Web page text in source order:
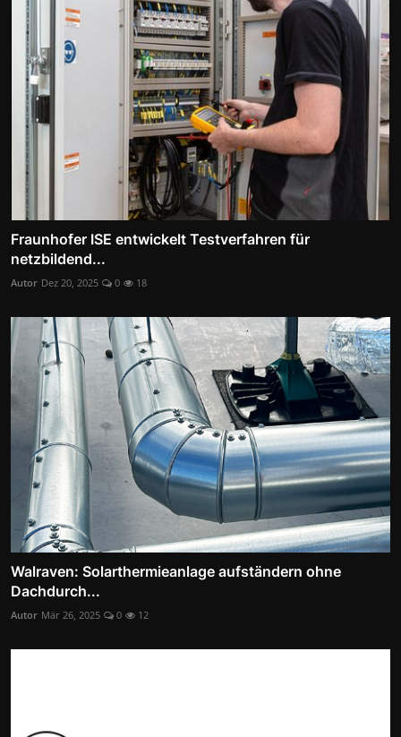
Fraunhofer ISE entwickelt Testverfahren für
netzbildend...
Autor Dez 20, 2025 0 18
Walraven: Solarthermieanlage aufständern ohne
Dachdurch...
Autor Mär 26, 2025 0 12